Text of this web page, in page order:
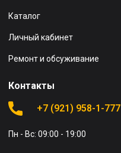
Каталог
Личный кабинет
Ремонт и обсуживание
Контакты
+7 (921) 958-1-777
Пн - Вс: 09:00 - 19:00